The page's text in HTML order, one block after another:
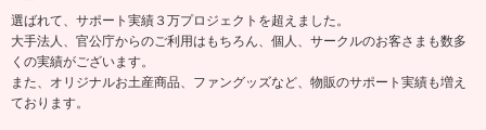
選ばれて、サポート実績３万プロジェクトを超えました。
大手法人、官公庁からのご利用はもちろん、個人、サークルのお客さまも数多
くの実績がございます。
また、オリジナルお土産商品、ファングッズなど、物販のサポート実績も増え
ております。